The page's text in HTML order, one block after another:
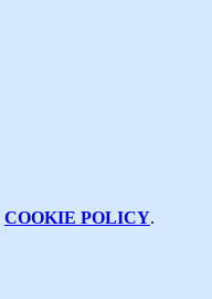
COOKIE POLICY.